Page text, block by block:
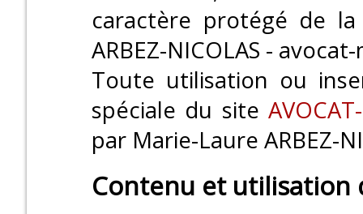
caractère protégé de
ARBEZ-NICOLAS -
Toute utilisation ou
spéciale du site
par Marie-Laure ARBEZ-
Contenu et utilisation